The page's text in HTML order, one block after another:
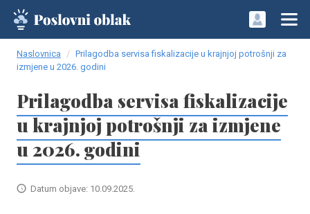
Naslovnica
Prilagodba servisa fiskalizacije u krajnjoj potrošnji za
izmjene u 2026. godini
Prilagodba servisa fiskalizacije
u krajnjoj potrošnji za izmjene
u 2026. godini
Datum objave: 10.09.2025.